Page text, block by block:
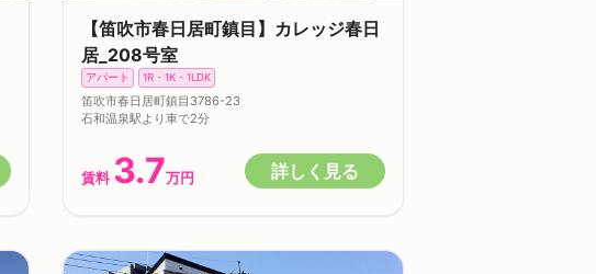
【笛吹市春日居町鎮目】カレッジ春日
居_208号室
アパート 1R・1K・1LDK
笛吹市春日居町鎮目3786-23
石和温泉駅より車で2分
賃料 3.7万円 詳しく見る